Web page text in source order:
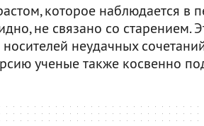
которое наблюдается в
не связано со старением.
неудачных
ученые также косвенно